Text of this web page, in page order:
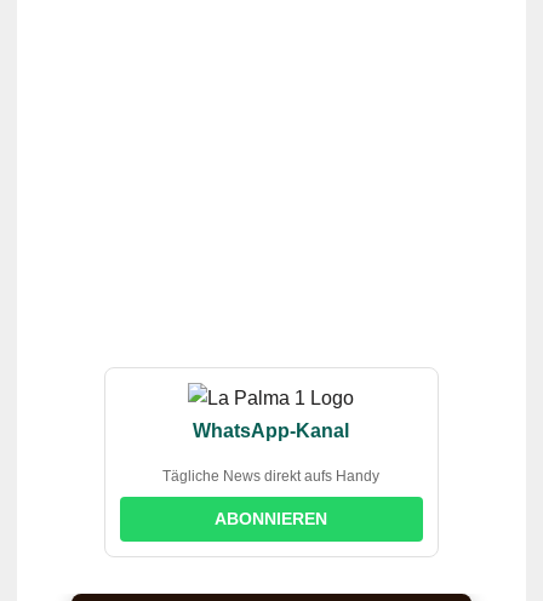
WhatsApp-Kanal
Tägliche News direkt aufs Handy
ABONNIEREN